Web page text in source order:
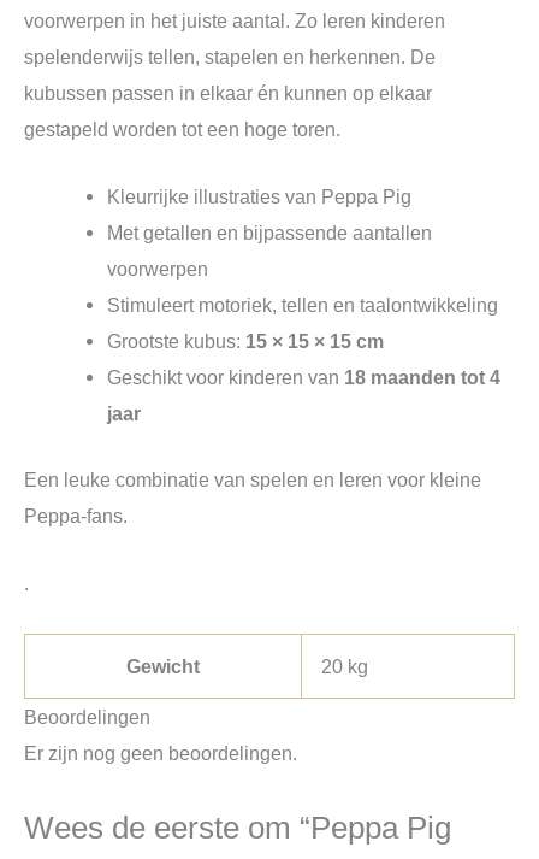
voorwerpen in het juiste aantal. Zo leren kinderen
spelenderwijs tellen, stapelen en herkennen. De
kubussen passen in elkaar én kunnen op elkaar
gestapeld worden tot een hoge toren.
Kleurrijke illustraties van Peppa Pig
Met getallen en bijpassende aantallen
voorwerpen
Stimuleert motoriek, tellen en taalontwikkeling
Grootste kubus: 15 × 15 × 15 cm
Geschikt voor kinderen van 18 maanden tot 4
jaar
Een leuke combinatie van spelen en leren voor kleine
Peppa‑fans.
.
Gewicht 20 kg
Beoordelingen
Er zijn nog geen beoordelingen.
Wees de eerste om “Peppa Pig